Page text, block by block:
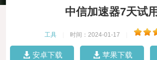
中信加速器7天试用
工具 时间：2024-01-17
安卓下载 苹果下载